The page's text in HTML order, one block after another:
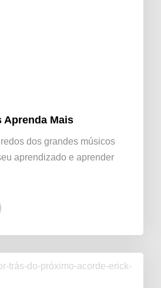
Aprenda Mais
dos grandes músicos
aprendizado e aprender